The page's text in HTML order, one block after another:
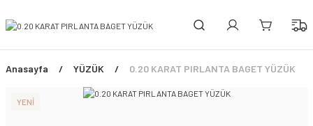
ŞİMDİ TÜM ÜRÜNLERDE %45 İNDİRİM FIRSATI
Anasayfa YÜZÜK 0.20 KARAT PIRLANTA BAGET YÜZÜK
YENİ